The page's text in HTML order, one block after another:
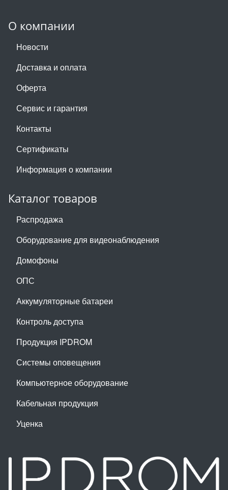
О компании
Новости
Доставка и оплата
Оферта
Сервис и гарантия
Контакты
Сертификаты
Информация о компании
Каталог товаров
Распродажа
Оборудование для видеонаблюдения
Домофоны
ОПС
Аккумуляторные батареи
Контроль доступа
Продукция IPDROM
Системы оповещения
Компьютерное оборудование
Кабельная продукция
Уценка